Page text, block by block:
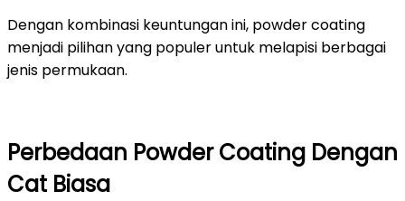
Dengan kombinasi keuntungan ini, powder coating
menjadi pilihan yang populer untuk melapisi berbagai
jenis permukaan.
Perbedaan Powder Coating Dengan
Cat Biasa